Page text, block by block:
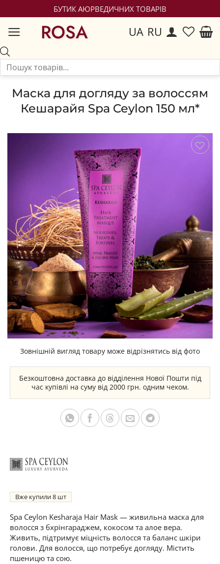
БУТИК АЮРВЕДИЧНИХ ТОВАРІВ
ROSA UA RU
Маска для догляду за волоссям
Кешарайя Spa Ceylon 150 мл*
Зовнішній вигляд товару може відрізнятись від фото
Безкоштовна доставка до відділення Нової Пошти під
час купівлі на суму від 2000 грн. одним чеком.
Вже купили8
Spa Ceylon Kesharaja Hair Mask — живильна маска для
волосся з бхрінгараджем, кокосом та алое вера.
Живить, підтримує міцність волосся та баланс шкіри
голови. Для волосся, що потребує догляду. Містить
пшеницю та сою.